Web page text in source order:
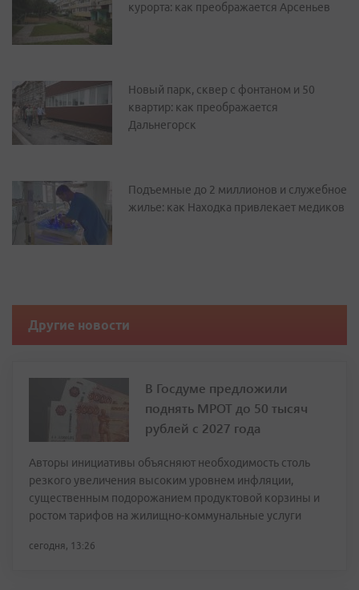
курорта: как преображается Арсеньев
Новый парк, сквер с фонтаном и 50
квартир: как преображается
Дальнегорск
Подъемные до 2 миллионов и служебное
жилье: как Находка привлекает медиков
Другие новости
В Госдуме предложили
поднять МРОТ до 50 тысяч
рублей с 2027 года
Авторы инициативы объясняют необходимость столь
резкого увеличения высоким уровнем инфляции,
существенным подорожанием продуктовой корзины и
ростом тарифов на жилищно-коммунальные услуги
сегодня, 13:26